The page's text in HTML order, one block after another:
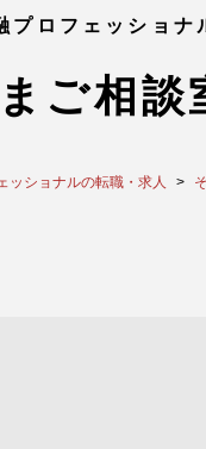
プロフェッショナ
ご相
ッショナルの転職・求人